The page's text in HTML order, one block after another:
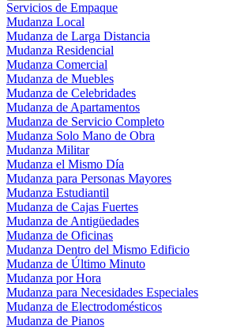
Servicios de Empaque
Mudanza Local
Mudanza de Larga Distancia
Mudanza Residencial
Mudanza Comercial
Mudanza de Muebles
Mudanza de Celebridades
Mudanza de Apartamentos
Mudanza de Servicio Completo
Mudanza Solo Mano de Obra
Mudanza Militar
Mudanza el Mismo Día
Mudanza para Personas Mayores
Mudanza Estudiantil
Mudanza de Cajas Fuertes
Mudanza de Antigüedades
Mudanza de Oficinas
Mudanza Dentro del Mismo Edificio
Mudanza de Último Minuto
Mudanza por Hora
Mudanza para Necesidades Especiales
Mudanza de Electrodomésticos
Mudanza de Pianos